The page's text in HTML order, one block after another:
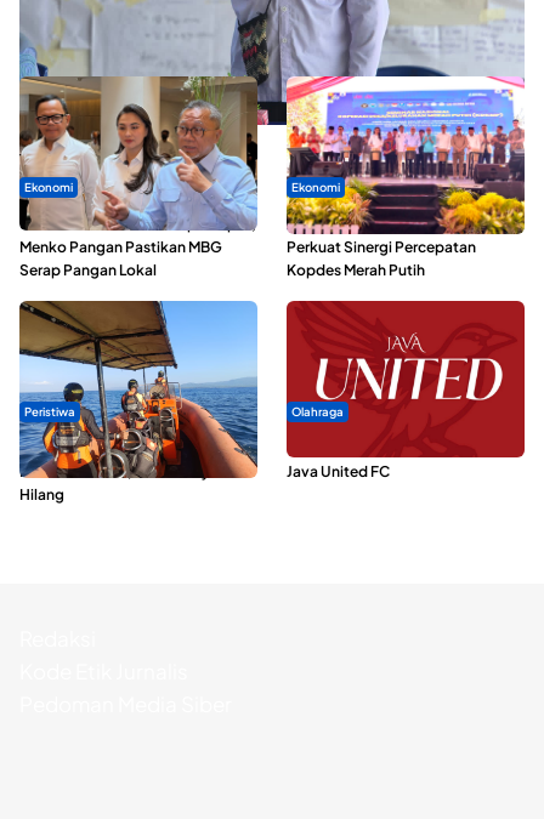
ABDESI Morotai Apresiasi Penyaluran ADD Rp3,13 Miliar untuk
88 Desa
Ekonomi
SPPG di Maluku Utara Dipercepat,
Menko Pangan Pastikan MBG
Serap Pangan Lokal
Ekonomi
Seminar di Ternate, Mendes
Perkuat Sinergi Percepatan
Kopdes Merah Putih
Peristiwa
Dua Longboat Bertabrakan di
Perairan Taliabu, Satu Nelayan
Hilang
Olahraga
Dari Malut United Berubah Jadi
Java United FC